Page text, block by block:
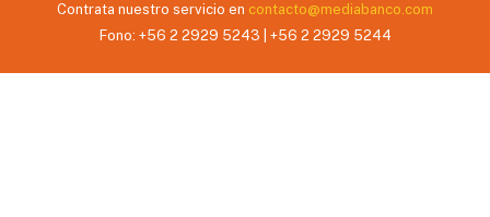
Contrata nuestro servicio en contacto@mediabanco.com
Fono: +56 2 2929 5243 | +56 2 2929 5244